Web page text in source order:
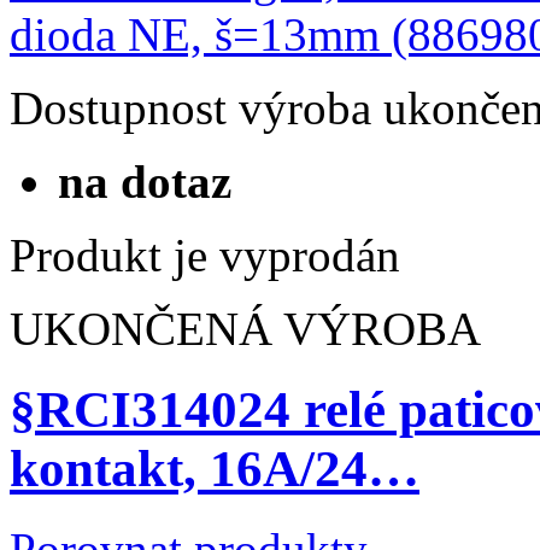
Dostupnost výroba
na dotaz
Produkt je vyprodán
UKONČENÁ VÝROBA
§RCI314024 relé
kontakt, 16A/24…